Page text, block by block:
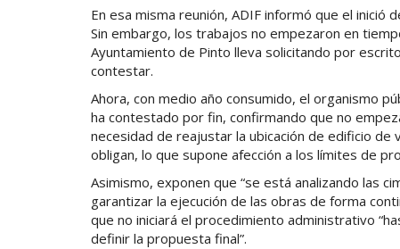
En esa misma reunión, ADIF informó que el
Sin embargo, los trabajos no empezaron en
Ayuntamiento de Pinto lleva solicitando por
contestar.
Ahora, con medio año consumido, el organismo
ha contestado por fin, confirmando que no
necesidad de reajustar la ubicación de edificio
obligan, lo que supone afección a los límites de
Asimismo, exponen que “se está analizando las
garantizar la ejecución de las obras de forma
que no iniciará el procedimiento administrativo
definir la propuesta final”.